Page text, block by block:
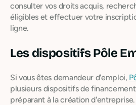
consulter vos droits acquis,
éligibles et effectuer votre
ligne.
Les dispositifs Pôle
Si vous êtes demandeur d'emploi,
plusieurs dispositifs de
préparant à la création